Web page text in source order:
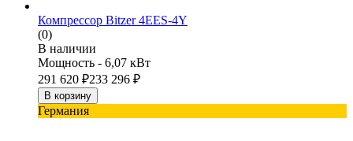
Компрессор Bitzer 4EES-4Y
(0)
В наличии
Мощность - 6,07 кВт
291 620 ₽233 296 ₽
В корзину
Германия